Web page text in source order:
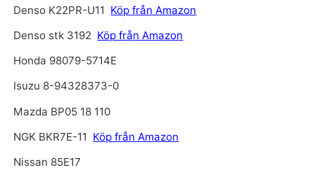
Denso K22PR-U11 Köp från Amazon
Denso stk 3192 Köp från Amazon
Honda 98079-5714E
Isuzu 8-94328373-0
Mazda BP05 18 110
NGK BKR7E-11 Köp från Amazon
Nissan 85E17